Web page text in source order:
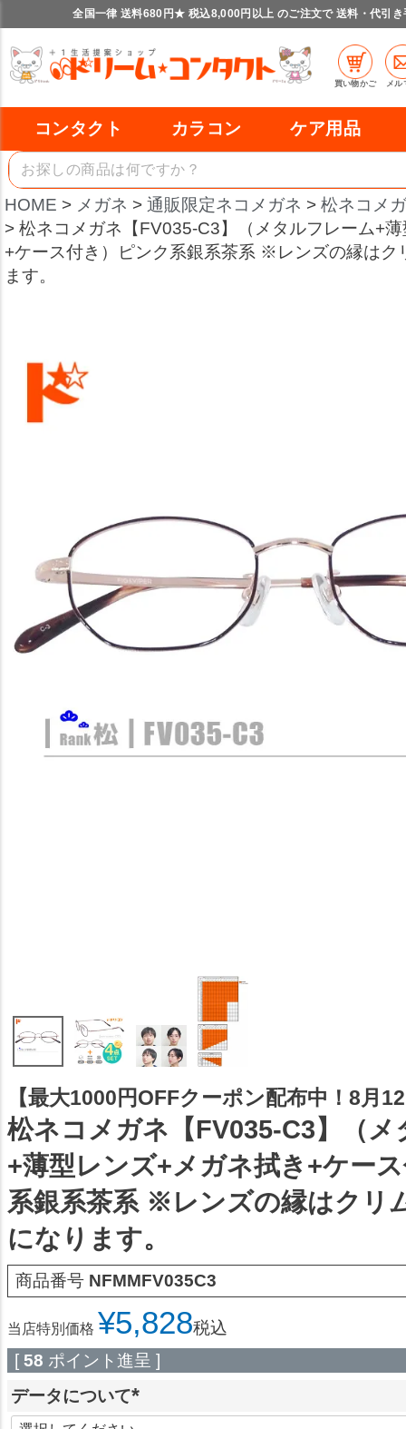
全国一律 送料680円★ 税込8,000円以上 のご注文で 送料・代引き
買い物かご メル
コンタクト カラコン ケア用品
HOME メガネ 通販限定ネコメガネ
松ネコメ
松ネコメガネ【FV035-C3】（メタルフレーム+
+ケース付き）ピンク系銀系茶系 ※レンズの縁はク
ます。
【最大1000円OFFクーポン配布中！8月
松ネコメガネ【FV035-C3】（メ
+薄型レンズ+メガネ拭き+ケー
系銀系茶系 ※レンズの縁はクリ
になります。
商品番号 NFMMFV035C3
当店特別価格 ¥5,828税込
[ 58 ポイント進呈 ]
データについて
(